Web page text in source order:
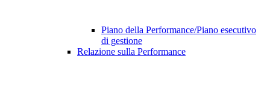
Piano della Performance/Piano esecutivo
di gestione
Relazione sulla Performance